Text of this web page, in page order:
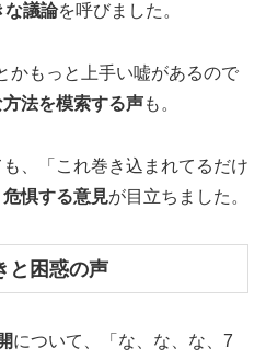
な議論を呼びました。
かもっと上手い嘘があるので
法を模索する声も。
、「これ巻き込まれてるだけ
危惧する意見が目立ちました。
と困惑の声
について、「な、な、な、7